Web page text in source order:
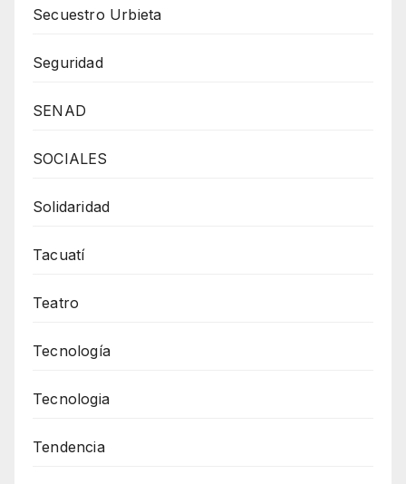
Secuestro Urbieta
Seguridad
SENAD
SOCIALES
Solidaridad
Tacuatí
Teatro
Tecnología
Tecnologia
Tendencia